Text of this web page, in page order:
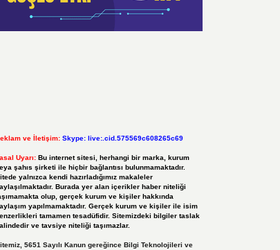
ve İletişim: Skype: live:.cid.575569c608265c69
Uyarı: Bu internet sitesi, herhangi bir marka, kurum
şahıs şirketi ile hiçbir bağlantısı bulunmamaktadır.
yalnızca kendi hazırladığımız makaleler
Burada yer alan içerikler haber niteliği
olup, gerçek kurum ve kişiler hakkında
yapılmamaktadır. Gerçek kurum ve kişiler ile isim
tamamen tesadüfidir. Sitemizdeki bilgiler taslak
ve tavsiye niteliği taşımazlar.
5651 Sayılı Kanun gereğince Bilgi Teknolojileri ve